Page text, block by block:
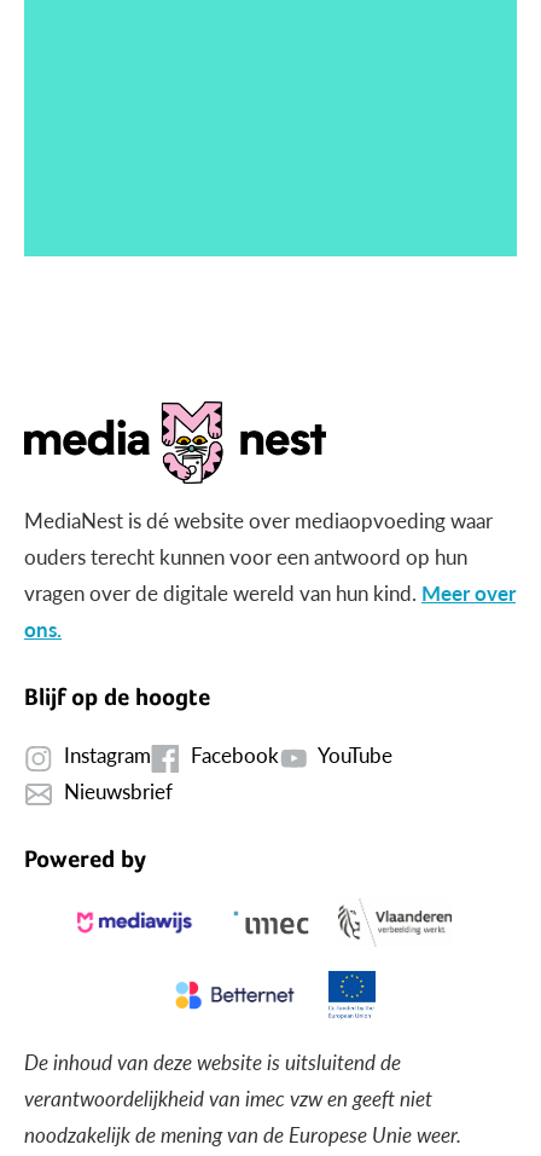
MediaNest is dé website over mediaopvoeding waar
ouders terecht kunnen voor een antwoord op hun
vragen over de digitale wereld van hun kind. Meer over
ons.
Blijf op de hoogte
Instagram Facebook
YouTube
Nieuwsbrief
Powered by
De inhoud van deze website is uitsluitend de
verantwoordelijkheid van imec vzw en geeft niet
noodzakelijk de mening van de Europese Unie weer.